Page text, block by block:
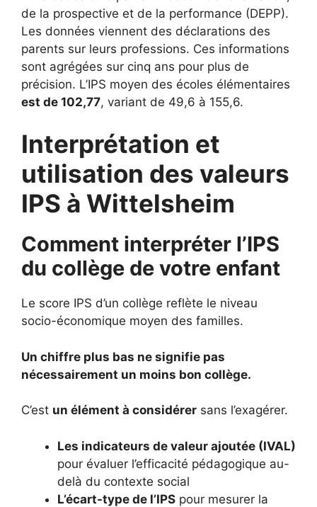
de la prospective et de la performance (DEPP).
Les données viennent des déclarations des
parents sur leurs professions. Ces informations
sont agrégées sur cinq ans pour plus de
précision. L’IPS moyen des écoles élémentaires
est de 102,77, variant de 49,6 à 155,6.
Interprétation et
utilisation des valeurs
IPS à Wittelsheim
Comment interpréter l’IPS
du collège de votre enfant
Le score IPS d’un collège reflète le niveau
socio-économique moyen des familles.
Un chiffre plus bas ne signifie pas
nécessairement un moins bon collège.
C’est un élément à considérer sans l’exagérer.
Les indicateurs de valeur ajoutée (IVAL)
pour évaluer l’efficacité pédagogique au-
delà du contexte social
L’écart-type de l’IPS pour mesurer la